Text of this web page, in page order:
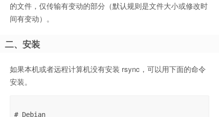
的文件，仅传输有变动的部分（默认规则是文件大小或修改时
间有变动）。
二、安装
如果本机或者远程计算机没有安装 rsync，可以用下面的命令
安装。
# Debian